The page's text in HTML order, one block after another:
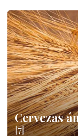
realzan su
artesanal único e
sensaciones
nuestra tienda
artesanales italianas
excelente: déjese
o amargas y haga
sean más divertidas
.
Cervezas
[7]